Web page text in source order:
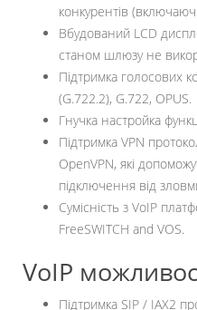
конкурентів
Вбудований LCD
станом шлюзу не
Підтримка голосових
(G.722.2), G.722, OPUS.
Гнучка настройка
Підтримка VPN
OpenVPN, які
підключення від
Сумісність з VoIP
FreeSWITCH and VOS.
VoIP
Підтримка SIP / IAX2